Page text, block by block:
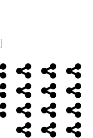
Alimentazione
AmbienteBambini
Cancro ControlloEconomia
FarmaciMassoneriaNWO
Salute Storia